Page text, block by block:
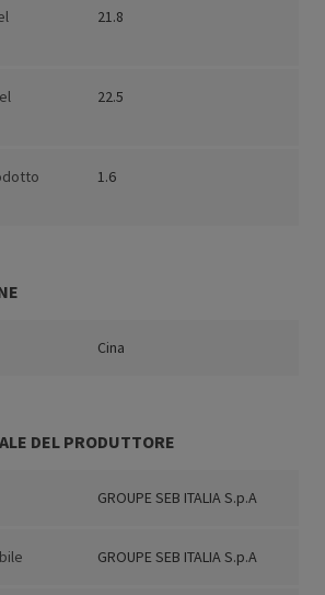
21.8
22.5
1.6
Cina
DEL PRODUTTORE
GROUPE SEB ITALIA S.p.A
GROUPE SEB ITALIA S.p.A